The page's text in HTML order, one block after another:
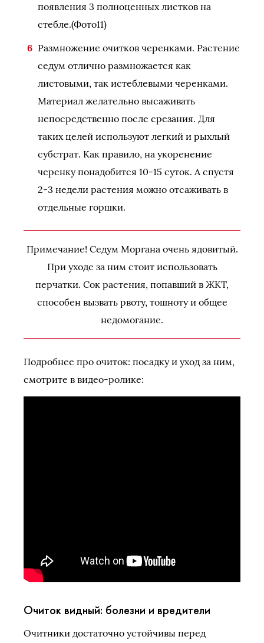
появления 3 полноценных листков на
стебле.(Фото11)
Размножение очитков черенками. Растение
седум отлично размножается как
листовыми, так истеблевыми черенками.
Материал желательно высаживать
непосредственно после срезания. Для
таких целей используют легкий и рыхлый
субстрат. Как правило, на укоренение
черенку понадобится 10-15 суток. А спустя
2-3 недели растения можно отсаживать в
отдельные горшки.
Примечание! Седум Моргана очень ядовитый.
При уходе за ним стоит использовать
перчатки. Сок растения, попавший в ЖКТ,
способен вызвать рвоту, тошноту и общее
недомогание.
Подробнее про очиток: посадку и уход за ним,
смотрите в видео-ролике:
Очиток видный: болезни и вредители
Очитники достаточно устойчивы перед